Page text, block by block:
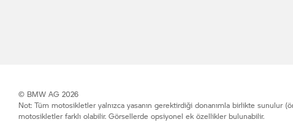
© BMW AG 2026
Not: Tüm motosikletler yalnızca yasanın gerektirdiği donanımla birlikte sunulur
motosikletler farklı olabilir. Görsellerde opsiyonel ek özellikler bulunabilir.